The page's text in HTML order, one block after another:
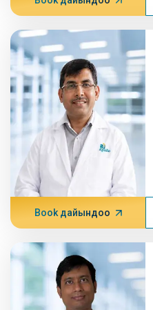
Book дайындоо